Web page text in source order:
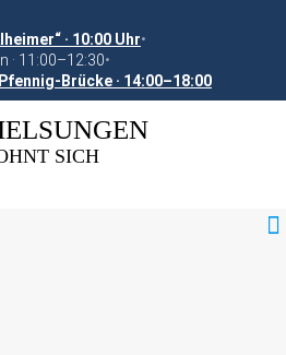
· 10:00 Uhr•
· 11:00–12:30•
Brücke · 14:00–18:00